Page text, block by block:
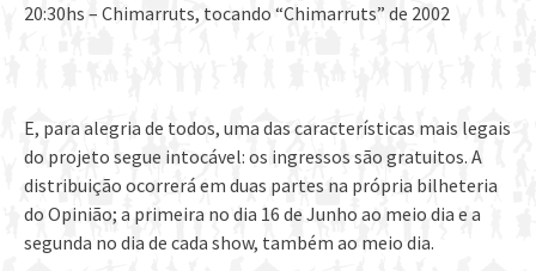
20:30hs – Chimarruts, tocando “Chimarruts” de 2002
E, para alegria de todos, uma das características mais legais
do projeto segue intocável: os ingressos são gratuitos. A
distribuição ocorrerá em duas partes na própria bilheteria
do Opinião; a primeira no dia 16 de Junho ao meio dia e a
segunda no dia de cada show, também ao meio dia.